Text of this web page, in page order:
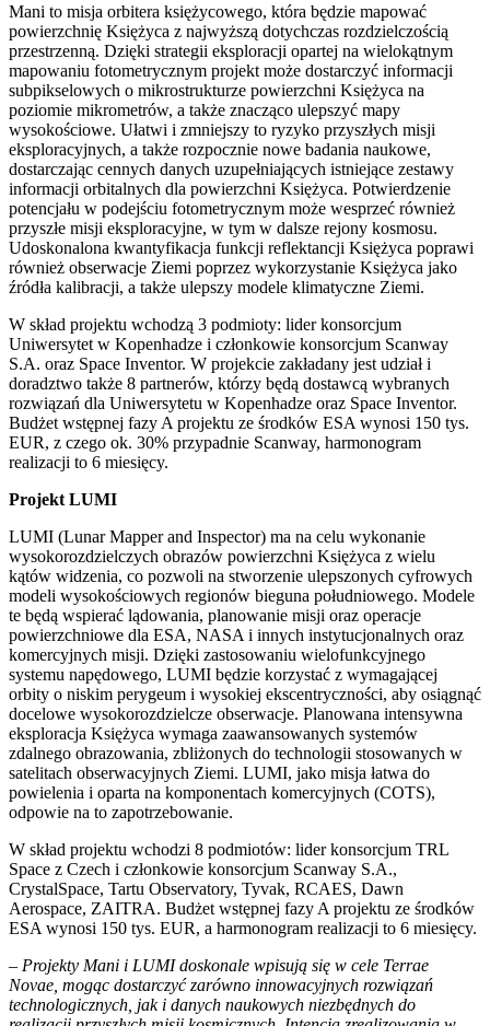
Mani to misja orbitera księżycowego, która będzie mapować
powierzchnię Księżyca z najwyższą dotychczas rozdzielczością
przestrzenną. Dzięki strategii eksploracji opartej na wielokątnym
mapowaniu fotometrycznym projekt może dostarczyć informacji
subpikselowych o mikrostrukturze powierzchni Księżyca na
poziomie mikrometrów, a także znacząco ulepszyć mapy
wysokościowe. Ułatwi i zmniejszy to ryzyko przyszłych misji
eksploracyjnych, a także rozpocznie nowe badania naukowe,
dostarczając cennych danych uzupełniających istniejące zestawy
informacji orbitalnych dla powierzchni Księżyca. Potwierdzenie
potencjału w podejściu fotometrycznym może wesprzeć również
przyszłe misji eksploracyjne, w tym w dalsze rejony kosmosu.
Udoskonalona kwantyfikacja funkcji reflektancji Księżyca poprawi
również obserwacje Ziemi poprzez wykorzystanie Księżyca jako
źródła kalibracji, a także ulepszy modele klimatyczne Ziemi.
W skład projektu wchodzą 3 podmioty: lider konsorcjum
Uniwersytet w Kopenhadze i członkowie konsorcjum Scanway
S.A. oraz Space Inventor. W projekcie zakładany jest udział i
doradztwo także 8 partnerów, którzy będą dostawcą wybranych
rozwiązań dla Uniwersytetu w Kopenhadze oraz Space Inventor.
Budżet wstępnej fazy A projektu ze środków ESA wynosi 150 tys.
EUR, z czego ok. 30% przypadnie Scanway, harmonogram
realizacji to 6 miesięcy.
Projekt LUMI
LUMI (Lunar Mapper and Inspector) ma na celu wykonanie
wysokorozdzielczych obrazów powierzchni Księżyca z wielu
kątów widzenia, co pozwoli na stworzenie ulepszonych cyfrowych
modeli wysokościowych regionów bieguna południowego. Modele
te będą wspierać lądowania, planowanie misji oraz operacje
powierzchniowe dla ESA, NASA i innych instytucjonalnych oraz
komercyjnych misji. Dzięki zastosowaniu wielofunkcyjnego
systemu napędowego, LUMI będzie korzystać z wymagającej
orbity o niskim perygeum i wysokiej ekscentryczności, aby osiągnąć
docelowe wysokorozdzielcze obserwacje. Planowana intensywna
eksploracja Księżyca wymaga zaawansowanych systemów
zdalnego obrazowania, zbliżonych do technologii stosowanych w
satelitach obserwacyjnych Ziemi. LUMI, jako misja łatwa do
powielenia i oparta na komponentach komercyjnych (COTS),
odpowie na to zapotrzebowanie.
W skład projektu wchodzi 8 podmiotów: lider konsorcjum TRL
Space z Czech i członkowie konsorcjum Scanway S.A.,
CrystalSpace, Tartu Observatory, Tyvak, RCAES, Dawn
Aerospace, ZAITRA. Budżet wstępnej fazy A projektu ze środków
ESA wynosi 150 tys. EUR, a harmonogram realizacji to 6 miesięcy.
– Projekty Mani i LUMI doskonale wpisują się w cele Terrae
Novae, mogąc dostarczyć zarówno innowacyjnych rozwiązań
technologicznych, jak i danych naukowych niezbędnych do